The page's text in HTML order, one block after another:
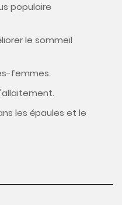
populaire
le sommeil
femmes.
les épaules et le